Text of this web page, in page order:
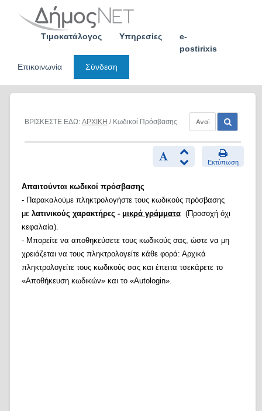
Τιμοκατάλογος Υπηρεσίες
e-
postirixis
Επικοινωνία
Σύνδεση
ΒΡΙΣΚΕΣΤΕ ΕΔΩ: ΑΡΧΙΚΗ / Κωδικοί Πρόσβασης
Εκτύπωση
Απαιτούνται κωδικοί πρόσβασης
- Παρακαλούμε πληκτρολογήστε τους κωδικούς πρόσβασης
με λατινικούς χαρακτήρες - μικρά γράμματα(Προσοχή όχι
κεφαλαία).
- Μπορείτε να αποθηκεύσετε τους κωδικούς σας, ώστε να μη
χρειάζεται να τους πληκτρολογείτε κάθε φορά: Αρχικά
πληκτρολογείτε τους κωδικούς σας και έπειτα τσεκάρετε το
«Αποθήκευση κωδικών» και το «Autologin».